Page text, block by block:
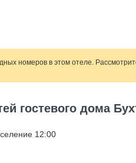
номеров в этом отеле.
гостевого дома
12:00